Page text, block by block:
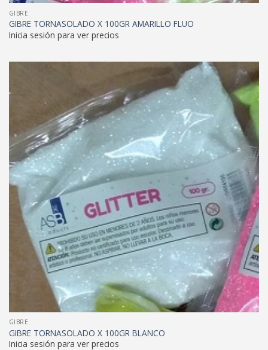
GIBRE
GIBRE TORNASOLADO X 100GR AMARILLO FLUO
Inicia sesión para ver precios
GIBRE
GIBRE TORNASOLADO X 100GR BLANCO
Inicia sesión para ver precios